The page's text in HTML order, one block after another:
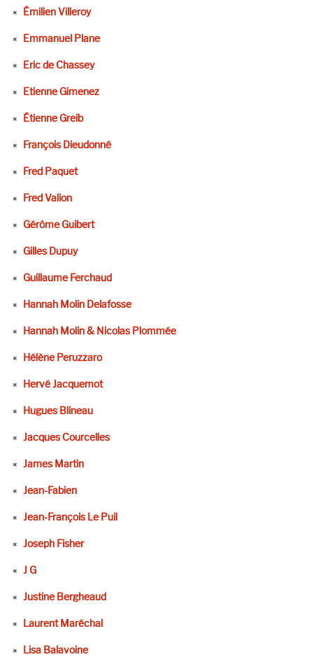
Émilien Villeroy
Emmanuel Plane
Eric de Chassey
Etienne Gimenez
Étienne Greib
François Dieudonné
Fred Paquet
Fred Valion
Gérôme Guibert
Gilles Dupuy
Guillaume Ferchaud
Hannah Molin Delafosse
Hannah Molin & Nicolas Plommée
Hélène Peruzzaro
Hervé Jacquemot
Hugues Blineau
Jacques Courcelles
James Martin
Jean-Fabien
Jean-François Le Puil
Joseph Fisher
J G
Justine Bergheaud
Laurent Maréchal
Lisa Balavoine